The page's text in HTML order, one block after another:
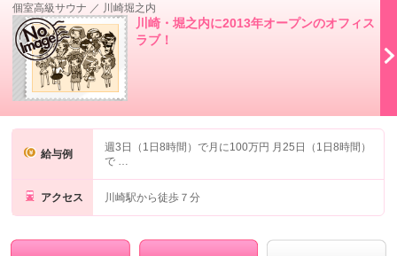
個室高級サウナ ／ 川崎堀之内
川崎・堀之内に2013年オープンのオフィス
ラブ！
給与例
週3日（1日8時間）で月に100万円 月25日（1日8時間）
で …
アクセス 川崎駅から徒歩７分